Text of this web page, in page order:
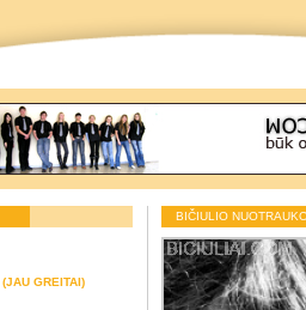
(JAU GREITAI)
BIČIULIO